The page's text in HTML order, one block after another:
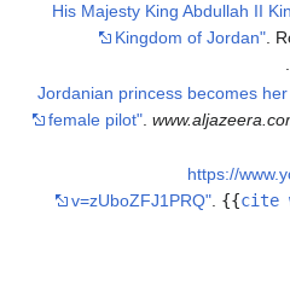
"His Majesty King Abdullah II
Kingdom of Jordan".
.
"Jordanian princess becomes
female pilot" .
"https://
v=zUboZFJ1PRQ" {{cite